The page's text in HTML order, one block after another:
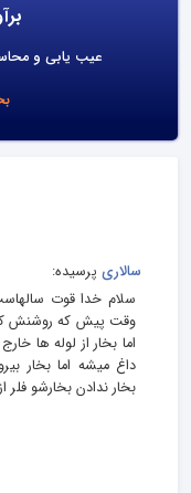
عیب یابی و
سالاری پرسیده:
سلام خدا قوت
وقت پیش که روشنش
اما بخار از لوله ها
داغ میشه اما بخار
بخار ندادن بخارشو فلر